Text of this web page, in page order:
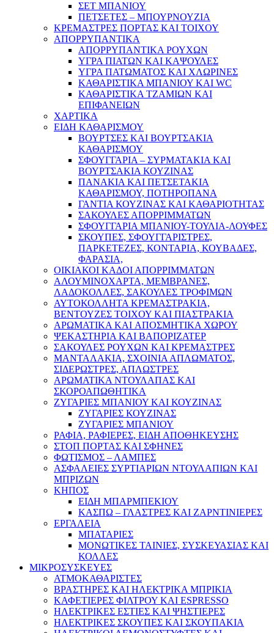
ΣΕΤ ΜΠΑΝΙΟΥ
ΠΕΤΣΕΤΕΣ – ΜΠΟΥΡΝΟΥΖΙΑ
ΚΡΕΜΑΣΤΡΕΣ ΠΟΡΤΑΣ ΚΑΙ ΤΟΙΧΟΥ
ΑΠΟΡΡΥΠΑΝΤΙΚΑ
ΑΠΟΡΡΥΠΑΝΤΙΚΑ ΡΟΥΧΩΝ
ΥΓΡΑ ΠΙΑΤΩΝ ΚΑΙ ΚΑΨΟΥΛΕΣ
ΥΓΡΑ ΠΑΤΩΜΑΤΟΣ ΚΑΙ ΧΛΩΡΙΝΕΣ
ΚΑΘΑΡΙΣΤΙΚΑ ΜΠΑΝΙΟΥ ΚΑΙ WC
ΚΑΘΑΡΙΣΤΙΚΑ ΤΖΑΜΙΩΝ ΚΑΙ
ΕΠΙΦΑΝΕΙΩΝ
ΧΑΡΤΙΚΑ
ΕΙΔΗ ΚΑΘΑΡΙΣΜΟΥ
ΒΟΥΡΤΣΕΣ ΚΑΙ ΒΟΥΡΤΣΑΚΙΑ
ΚΑΘΑΡΙΣΜΟΥ
ΣΦΟΥΓΓΑΡΙΑ – ΣΥΡΜΑΤΑΚΙΑ ΚΑΙ
ΒΟΥΡΤΣΑΚΙΑ ΚΟΥΖΙΝΑΣ
ΠΑΝΑΚΙΑ ΚΑΙ ΠΕΤΣΕΤΑΚΙΑ
ΚΑΘΑΡΙΣΜΟΥ, ΠΟΤΗΡΟΠΑΝΑ
ΓΑΝΤΙΑ ΚΟΥΖΙΝΑΣ ΚΑΙ ΚΑΘΑΡΙΟΤΗΤΑΣ
ΣΑΚΟΥΛΕΣ ΑΠΟΡΡΙΜΜΑΤΩΝ
ΣΦΟΥΓΓΑΡΙΑ ΜΠΑΝΙΟΥ-ΤΟΥΛΙΑ-ΛΟΥΦΕΣ
ΣΚΟΥΠΕΣ, ΣΦΟΥΓΓΑΡΙΣΤΡΕΣ,
ΠΑΡΚΕΤΕΖΕΣ, ΚΟΝΤΑΡΙΑ, ΚΟΥΒΑΔΕΣ,
ΦΑΡΑΣΙΑ,
ΟΙΚΙΑΚΟΙ ΚΑΔΟΙ ΑΠΟΡΡΙΜΜΑΤΩΝ
ΑΛΟΥΜΙΝΟΧΑΡΤΑ, ΜΕΜΒΡΑΝΕΣ,
ΛΑΔΟΚΟΛΛΕΣ, ΣΑΚΟΥΛΕΣ ΤΡΟΦΙΜΩΝ
ΑΥΤΟΚΟΛΛΗΤΑ ΚΡΕΜΑΣΤΡΑΚΙΑ,
ΒΕΝΤΟΥΖΕΣ ΤΟΙΧΟΥ ΚΑΙ ΠΙΑΣΤΡΑΚΙΑ
ΑΡΩΜΑΤΙΚΑ KAI ΑΠΟΣΜΗΤΙΚΑ ΧΩΡΟΥ
ΨΕΚΑΣΤΗΡΙΑ ΚΑΙ ΒΑΠΟΡΙΖΑΤΕΡ
ΣΑΚΟΥΛΕΣ ΡΟΥΧΩΝ ΚΑΙ ΚΡΕΜΑΣΤΡΕΣ
ΜΑΝΤΑΛΑΚΙΑ, ΣΧΟΙΝΙΑ ΑΠΛΩΜΑΤΟΣ,
ΣΙΔΕΡΩΣΤΡΕΣ, ΑΠΛΩΣΤΡΕΣ
ΑΡΩΜΑΤΙΚΑ ΝΤΟΥΛΑΠΑΣ ΚΑΙ
ΣΚΟΡΟΑΠΩΘΗΤΙΚΑ
ΖΥΓΑΡΙΕΣ ΜΠΑΝΙΟΥ ΚΑΙ ΚΟΥΖΙΝΑΣ
ΖΥΓΑΡΙΕΣ ΚΟΥΖΙΝΑΣ
ΖΥΓΑΡΙΕΣ ΜΠΑΝΙΟΥ
ΡΑΦΙΑ, ΡΑΦΙΕΡΕΣ, ΕΙΔΗ ΑΠΟΘΗΚΕΥΣΗΣ
ΣΤΟΠ ΠΟΡΤΑΣ ΚΑΙ ΣΦΗΝΕΣ
ΦΩΤΙΣΜΟΣ – ΛΑΜΠΕΣ
ΑΣΦΑΛΕΙΕΣ ΣΥΡΤΙΑΡΙΩΝ ΝΤΟΥΛΑΠΙΩΝ ΚΑΙ
ΜΠΡΙΖΩΝ
ΚΗΠΟΣ
ΕΙΔΗ ΜΠΑΡΜΠΕΚΙΟΥ
ΚΑΣΠΩ – ΓΛΑΣΤΡΕΣ ΚΑΙ ΖΑΡΝΤΙΝΙΕΡΕΣ
ΕΡΓΑΛΕΙΑ
ΜΠΑΤΑΡΙΕΣ
ΜΟΝΩΤΙΚΕΣ ΤΑΙΝΙΕΣ, ΣΥΣΚΕΥΑΣΙΑΣ ΚΑΙ
ΚΟΛΛΕΣ
ΜΙΚΡΟΣΥΣΚΕΥΕΣ
ΑΤΜΟΚΑΘΑΡΙΣΤΕΣ
ΒΡΑΣΤΗΡΕΣ ΚΑΙ ΗΛΕΚΤΡΙΚΑ ΜΠΡΙΚΙΑ
ΚΑΦΕΤΙΕΡΕΣ ΦΙΛΤΡΟΥ ΚΑΙ ESPRESSO
ΗΛΕΚΤΡΙΚΕΣ ΕΣΤΙΕΣ ΚΑΙ ΨΗΣΤΙΕΡΕΣ
ΗΛΕΚΤΡΙΚΕΣ ΣΚΟΥΠΕΣ ΚΑΙ ΣΚΟΥΠΑΚΙΑ